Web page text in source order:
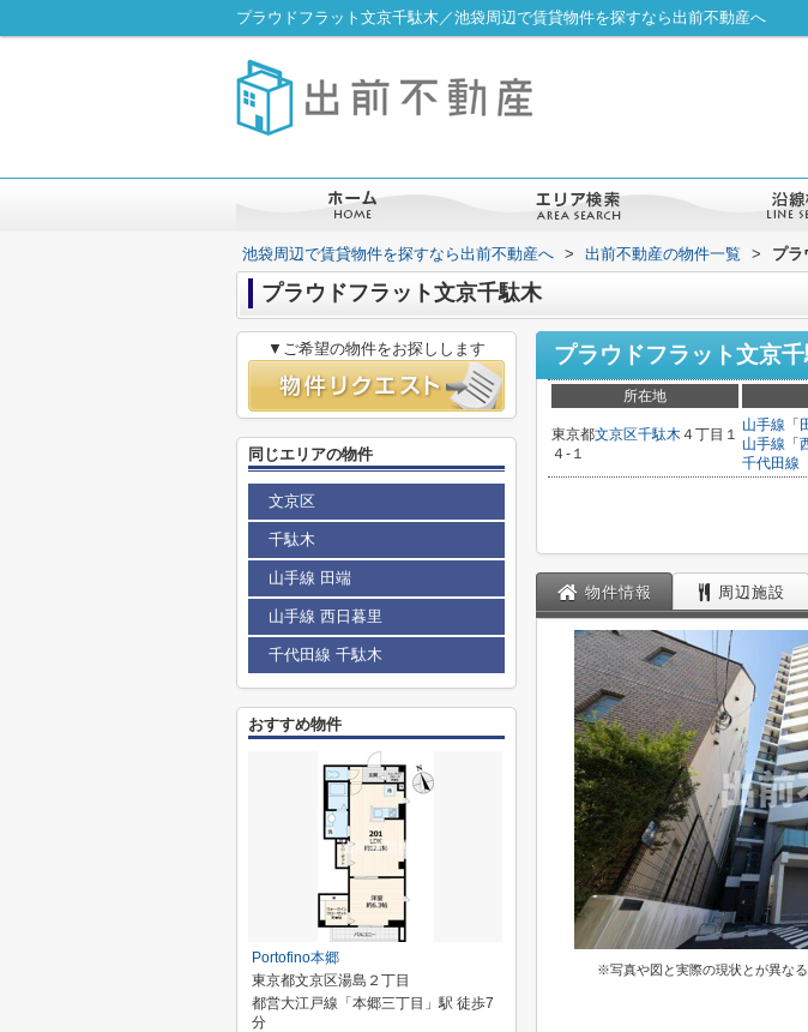
プラウドフラット文京千駄木／池袋周辺で賃貸物件を探すなら出前不動産へ
池袋周辺で賃貸物件を探すなら出前不動産へ > 出前不動産の物件一覧 > プラ
プラウドフラット文京千駄木
プラウドフラット文京
所在地
東京都文京区千駄木４丁目１
４-１
山手線 「
山手線 「
千代田線
物件情報 周辺施設
※写真や図と実際の現状とが異な
▼ご希望の物件をお探しします
同じエリアの物件
文京区
千駄木
山手線 田端
山手線 西日暮里
千代田線 千駄木
おすすめ物件
Portofino本郷
東京都文京区湯島２丁目
都営大江戸線「本郷三丁目」駅 徒歩7
分